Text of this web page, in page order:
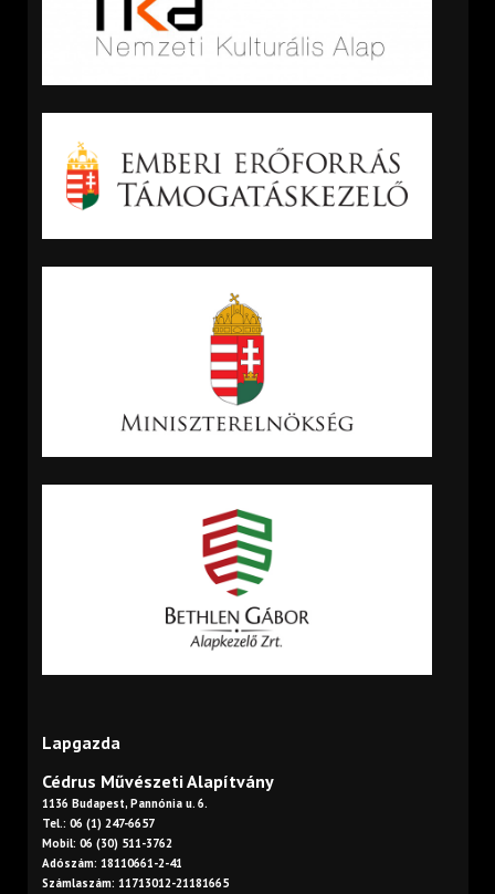
Lapgazda
Cédrus Művészeti Alapítvány
1136 Budapest, Pannónia u. 6.
Tel.: 06 (1) 247-6657
Mobil: 06 (30) 511-3762
Adószám: 18110661-2-41
Számlaszám: 11713012-21181665